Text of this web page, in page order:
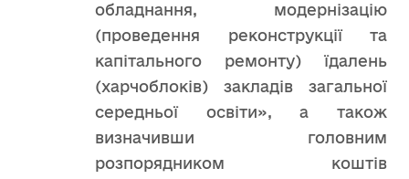
обладнання, модернізацію
(проведення реконструкції та
капітального ремонту) їдалень
(харчоблоків) закладів загальної
середньої освіти», а також
визначивши головним
розпорядником коштів